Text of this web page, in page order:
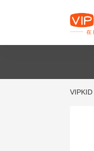
VIPKID